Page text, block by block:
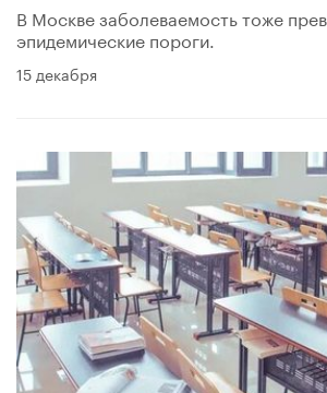
В Москве заболеваемость тоже
эпидемические пороги.
15 декабря